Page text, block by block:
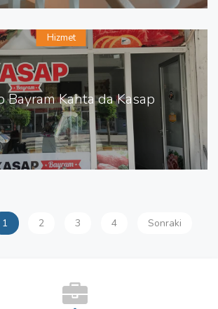
Bayram Kahta da Kasap
Hizmet
1 2 3 4 Sonraki